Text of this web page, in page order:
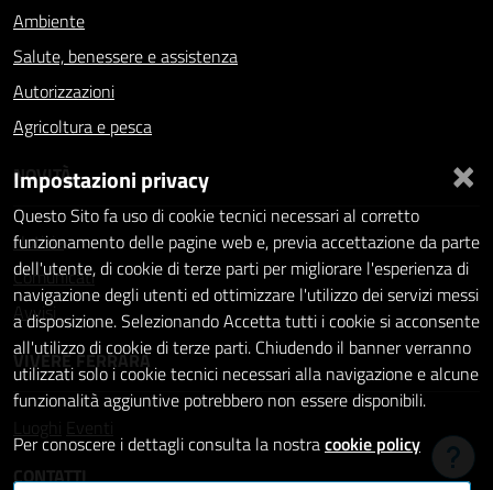
Ambiente
Salute, benessere e assistenza
Autorizzazioni
Agricoltura e pesca
NOVITÀ
Notizie
Comunicati
Avvisi
VIVERE FERRARA
Luoghi
Eventi
CONTATTI
×
Impostazioni privacy
Questo Sito fa uso di cookie tecnici necessari al corretto
funzionamento delle pagine web e, previa accettazione da parte
dell'utente, di cookie di terze parti per migliorare l'esperienza di
navigazione degli utenti ed ottimizzare l'utilizzo dei servizi messi
a disposizione. Selezionando Accetta tutti i cookie si acconsente
all'utilizzo di cookie di terze parti. Chiudendo il banner verranno
utilizzati solo i cookie tecnici necessari alla navigazione e alcune
funzionalità aggiuntive potrebbero non essere disponibili.
Per conoscere i dettagli consulta la nostracookie policy
Hai